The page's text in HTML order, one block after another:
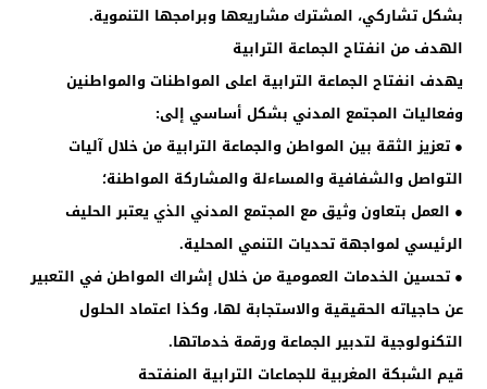
بشكل تشاركي، المشترك مشاريعها وبرامجها التنموية.
الهدف من انفتاح الجماعة الترابية
يهدف انفتاح الجماعة الترابية اعلى المواطنات والمواطنين
وفعاليات المجتمع المدني بشكل أساسي إلى:
● تعزيز الثقة بين المواطن والجماعة الترابية من خلال آليات
التواصل والشفافية والمساءلة والمشاركة المواطنة؛
● العمل بتعاون وثيق مع المجتمع المدني الذي يعتبر الحليف
الرئيسي لمواجهة تحديات التنمي المحلية.
● تحسين الخدمات العمومية من خلال إشراك المواطن في التعبير
عن حاجياته الحقيقية والاستجابة لها، وكذا اعتماد الحلول
التكنولوجية لتدبير الجماعة ورقمة خدماتها.
قيم الشبكة المغربية للجماعات الترابية المنفتحة